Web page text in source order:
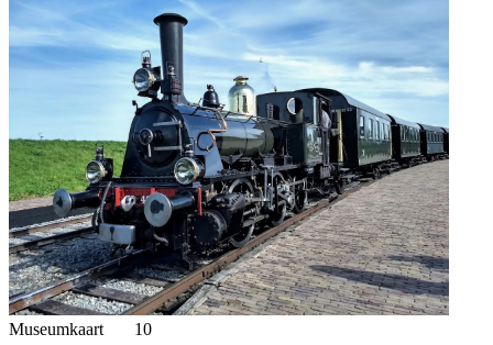
Museumkaart 10